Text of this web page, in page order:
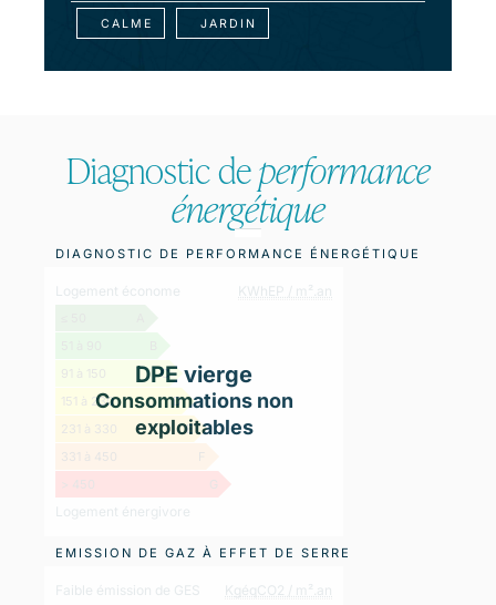
CALME JARDIN
Diagnostic deperformance
énergétique
DIAGNOSTIC DE PERFORMANCE ÉNERGÉTIQUE
Logement économe KWhEP / m².an
91 à 150
C
151 à 230
D
231 à 330
E
331 à 450
F
> 450
G
Logement énergivore
DPE vierge
Consommations non
exploitables
EMISSION DE GAZ À EFFET DE SERRE
Faible émission de GES KgéqCO2 / m².an